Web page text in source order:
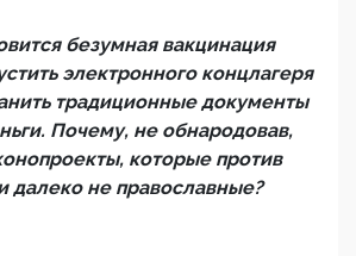
безумная вакцинация
электронного концлагеря
традиционные документы
Почему, не обнародовав,
которые против
далеко не православные?